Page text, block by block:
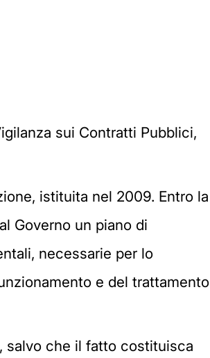
sui Contratti Pubblici,
istituita nel 2009. Entro la
Governo un piano di
necessarie per lo
e del trattamento
salvo che il fatto costituisca